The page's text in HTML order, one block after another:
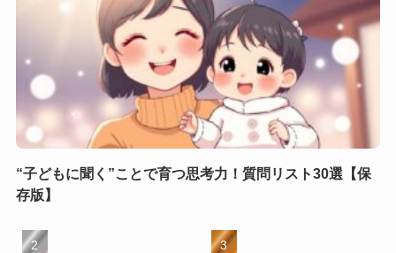
“子どもに聞く”ことで育つ思考力！質問リスト30選【保
存版】